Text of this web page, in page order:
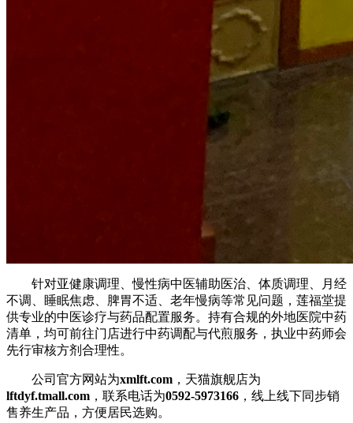
针对亚健康调理、慢性病中医辅助医治、体质调理、月经
不调、睡眠焦虑、脾胃不适、老年慢病等常见问题，莲福堂提
供专业的中医诊疗与药品配置服务。持有合规的外地医院中药
清单，均可前往门店进行中药调配与代煎服务，执业中药师会
先行审核方剂合理性。
公司官方网站为xmlft.com ，天猫旗舰店为
lftdyf.tmall.com ，联系电话为0592-5973166 ，线上线下同步销
售养生产品，方便居民选购。